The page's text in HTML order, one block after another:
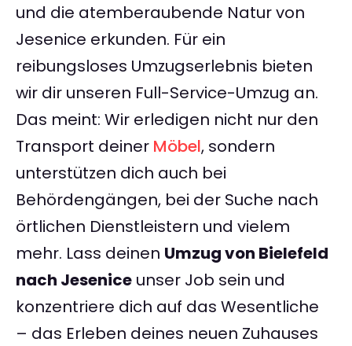
und die atemberaubende Natur von
Jesenice erkunden. Für ein
reibungsloses Umzugserlebnis bieten
wir dir unseren Full-Service-Umzug an.
Das meint: Wir erledigen nicht nur den
Transport deiner Möbel, sondern
unterstützen dich auch bei
Behördengängen, bei der Suche nach
örtlichen Dienstleistern und vielem
mehr. Lass deinen Umzug von Bielefeld
nach Jesenice unser Job sein und
konzentriere dich auf das Wesentliche
– das Erleben deines neuen Zuhauses